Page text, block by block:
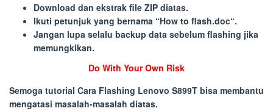
Download dan ekstrak file ZIP diatas.
Ikuti petunjuk yang bernama “How to flash.doc“.
Jangan lupa selalu backup data sebelum flashing jika
memungkikan.
Do With Your Own Risk
Semoga tutorial Cara Flashing Lenovo S899T bisa membantu
mengatasi masalah-masalah diatas.